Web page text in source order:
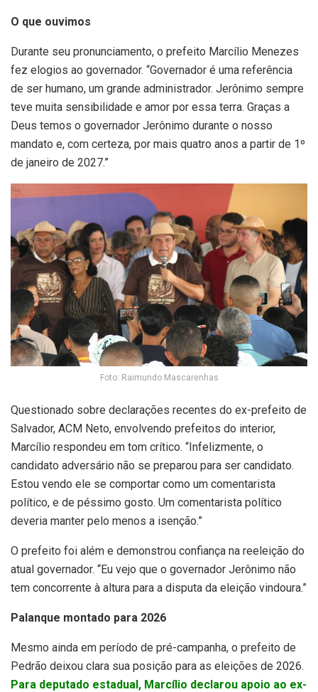
O que ouvimos
Durante seu pronunciamento, o prefeito Marcílio Menezes
fez elogios ao governador. “Governador é uma referência
de ser humano, um grande administrador. Jerônimo sempre
teve muita sensibilidade e amor por essa terra. Graças a
Deus temos o governador Jerônimo durante o nosso
mandato e, com certeza, por mais quatro anos a partir de 1º
de janeiro de 2027.”
Foto: Raimundo Mascarenhas
Questionado sobre declarações recentes do ex-prefeito de
Salvador, ACM Neto, envolvendo prefeitos do interior,
Marcílio respondeu em tom crítico. “Infelizmente, o
candidato adversário não se preparou para ser candidato.
Estou vendo ele se comportar como um comentarista
político, e de péssimo gosto. Um comentarista político
deveria manter pelo menos a isenção.”
O prefeito foi além e demonstrou confiança na reeleição do
atual governador. “Eu vejo que o governador Jerônimo não
tem concorrente à altura para a disputa da eleição vindoura.”
Palanque montado para 2026
Mesmo ainda em período de pré-campanha, o prefeito de
Pedrão deixou clara sua posição para as eleições de 2026.
Para deputado estadual, Marcílio declarou apoio ao ex-